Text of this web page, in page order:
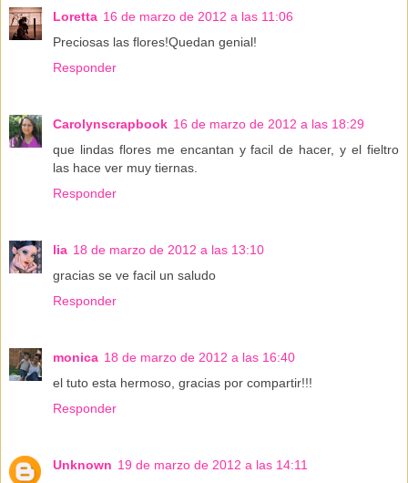
Loretta 16 de marzo de 2012 a las 11:06
Preciosas las flores!Quedan genial!
Responder
Carolynscrapbook 16 de marzo de 2012 a las 18:29
que lindas flores me encantan y facil de hacer, y el fieltro
las hace ver muy tiernas.
Responder
lia 18 de marzo de 2012 a las 13:10
gracias se ve facil un saludo
Responder
monica 18 de marzo de 2012 a las 16:40
el tuto esta hermoso, gracias por compartir!!!
Responder
Unknown 19 de marzo de 2012 a las 14:11